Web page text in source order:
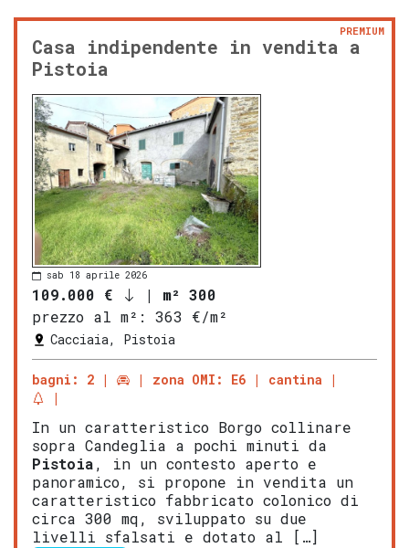
Casa indipendente in vendita a
Pistoia
PREMIUM
sab 18 aprile 2026
109.000 € | m² 300
prezzo al m²:
363 €/m²
Cacciaia, Pistoia
bagni: 2 zona OMI: E6 cantina
In un caratteristico Borgo collinare
sopra Candeglia a pochi minuti da
Pistoia, in un contesto aperto e
panoramico, si propone in vendita un
caratteristico fabbricato colonico di
circa 300 mq, sviluppato su due
livelli sfalsati e dotato al […]